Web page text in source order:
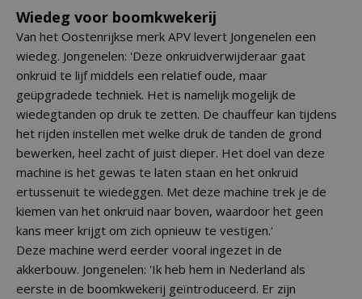
Wiedeg voor boomkwekerij
Van het Oostenrijkse merk APV levert Jongenelen een
wiedeg. Jongenelen: 'Deze onkruidverwijderaar gaat
onkruid te lijf middels een relatief oude, maar
geüpgradede techniek. Het is namelijk mogelijk de
wiedegtanden op druk te zetten. De chauffeur kan tijdens
het rijden instellen met welke druk de tanden de grond
bewerken, heel zacht of juist dieper. Het doel van deze
machine is het gewas te laten staan en het onkruid
ertussenuit te wiedeggen. Met deze machine trek je de
kiemen van het onkruid naar boven, waardoor het geen
kans meer krijgt om zich opnieuw te vestigen.'
Deze machine werd eerder vooral ingezet in de
akkerbouw. Jongenelen: 'Ik heb hem in Nederland als
eerste in de boomkwekerij geïntroduceerd. Er zijn